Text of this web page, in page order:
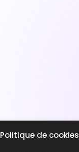
Politique de cookies